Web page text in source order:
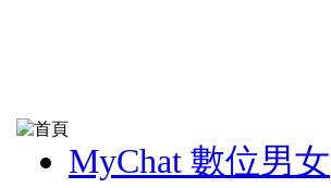
MyChat 數位男女